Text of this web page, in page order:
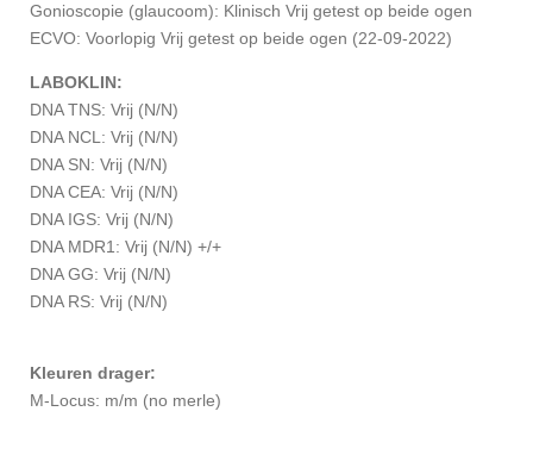
Gonioscopie (glaucoom): Klinisch Vrij getest op beide ogen
ECVO: Voorlopig Vrij getest op beide ogen (22-09-2022)
LABOKLIN:
DNA TNS: Vrij (N/N)
DNA NCL: Vrij (N/N)
DNA SN: Vrij (N/N)
DNA CEA: Vrij (N/N)
DNA IGS: Vrij (N/N)
DNA MDR1: Vrij (N/N) +/+
DNA GG: Vrij (N/N)
DNA RS: Vrij (N/N)
Kleuren drager:
M-Locus: m/m (no merle)